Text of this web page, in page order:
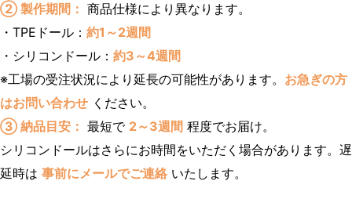
② 製作期間： 商品仕様により異なります。
・TPEドール： 約1～2週間
・シリコンドール： 約3～4週間
※工場の受注状況により延長の可能性があります。 お急ぎの方
はお問い合わせ ください。
③ 納品目安： 最短で 2～3週間 程度でお届け。
シリコンドールはさらにお時間をいただく場合があります。遅
延時は 事前にメールでご連絡 いたします。